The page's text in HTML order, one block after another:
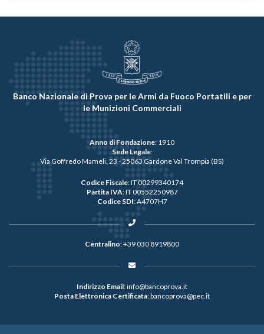
Banco Nazionale di Prova per le Armi da Fuoco Portatili e per
le Munizioni Commerciali
Anno di Fondazione: 1910
Sede Legale:
Via Goffredo Mameli, 23 - 25063 Gardone Val Trompia (BS)
Codice Fiscale: IT 00299340174
Partita IVA: IT 00552250987
Codice SDI: A4707H7
Centralino:+39 030 8919800
Indirizzo Email:info@bancoprova.it
Posta Elettronica Certificata:bancoprova@pec.it